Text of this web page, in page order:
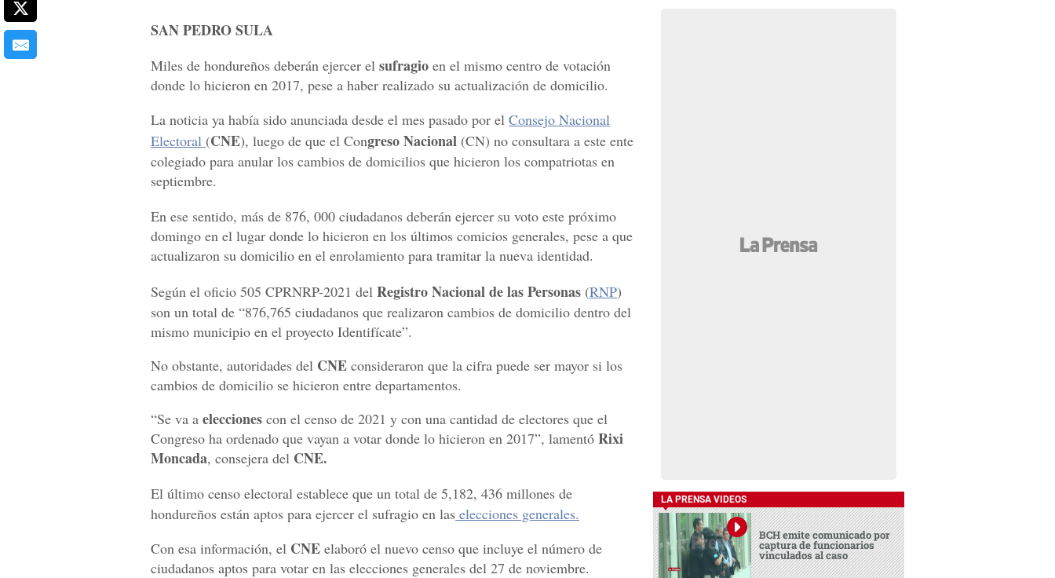
SAN PEDRO SULA
Miles de hondureños deberán ejercer el sufragio en el mismo centro de votación
donde lo hicieron en 2017, pese a haber realizado su actualización de domicilio.
La noticia ya había sido anunciada desde el mes pasado por el Consejo Nacional
Electoral (CNE), luego de que el Congreso Nacional (CN) no consultara a este ente
colegiado para anular los cambios de domicilios que hicieron los compatriotas en
septiembre.
En ese sentido, más de 876, 000 ciudadanos deberán ejercer su voto este próximo
domingo en el lugar donde lo hicieron en los últimos comicios generales, pese a que
actualizaron su domicilio en el enrolamiento para tramitar la nueva identidad.
Según el oficio 505 CPRNRP-2021 del Registro Nacional de las Personas (RNP)
son un total de “876,765 ciudadanos que realizaron cambios de domicilio dentro del
mismo municipio en el proyecto Identifícate”.
No obstante, autoridades del CNE consideraron que la cifra puede ser mayor si los
cambios de domicilio se hicieron entre departamentos.
“Se va a elecciones con el censo de 2021 y con una cantidad de electores que el
Congreso ha ordenado que vayan a votar donde lo hicieron en 2017”, lamentó Rixi
Moncada, consejera del CNE.
El último censo electoral establece que un total de 5,182, 436 millones de
hondureños están aptos para ejercer el sufragio en las elecciones generales.
Con esa información, el CNE elaboró el nuevo censo que incluye el número de
ciudadanos aptos para votar en las elecciones generales del 27 de noviembre.
LA PRENSA VIDEOS
BCH emite comunicado por
captura de funcionarios
vinculados al caso